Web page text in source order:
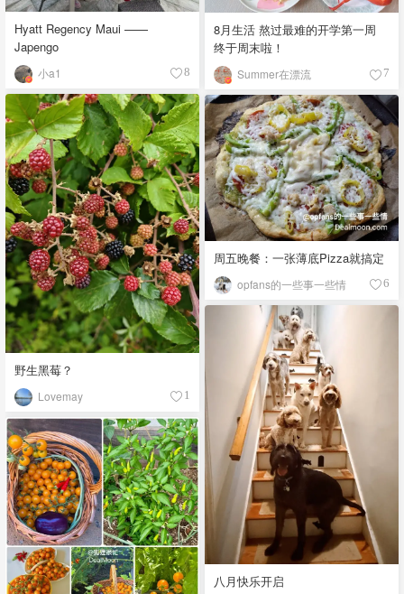
Hyatt Regency Maui ——
Japengo
小a1 8
8月生活 熬过最难的开学第一周
终于周末啦！
Summer在漂流 7
野生黑莓？
Lovemay 1
周五晚餐：一张薄底Pizza就搞定
opfans的一些事一些情 6
八月快乐开启